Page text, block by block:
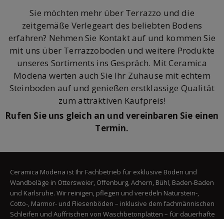
Sie möchten mehr über Terrazzo und die
zeitgemäße Verlegeart des beliebten Bodens
erfahren? Nehmen Sie Kontakt auf und kommen Sie
mit uns über Terrazzoboden und weitere Produkte
unseres Sortiments ins Gespräch. Mit Ceramica
Modena werten auch Sie Ihr Zuhause mit echtem
Steinboden auf und genießen erstklassige Qualität
zum attraktiven Kaufpreis!
Rufen Sie uns gleich an und vereinbaren Sie einen
Termin.
Ceramica Modena ist Ihr Fachbetrieb für exklusive Böden und
Wandbeläge in Ottersweier, Offenburg, Achern, Bühl, Baden-Baden
und Karlsruhe. Wir reinigen, pflegen und veredeln Naturstein-,
Cotto-, Marmor- und Fliesenböden – inklusive dem fachmännischen
Schleifen und Auffrischen von Waschbetonplatten – für dauerhafte